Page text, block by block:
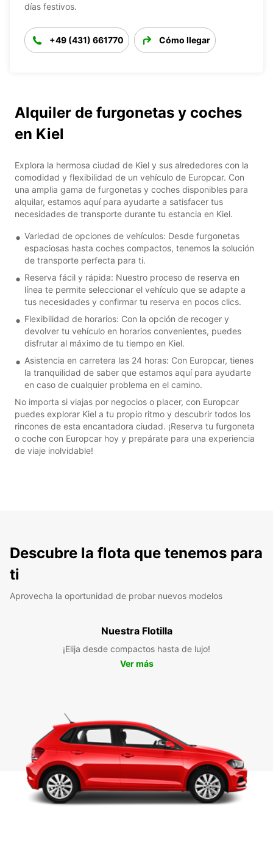
días festivos.
+49 (431) 661770 Cómo llegar
Alquiler de furgonetas y coches
en Kiel
Explora la hermosa ciudad de Kiel y sus alrededores con la
comodidad y flexibilidad de un vehículo de Europcar. Con
una amplia gama de furgonetas y coches disponibles para
alquilar, estamos aquí para ayudarte a satisfacer tus
necesidades de transporte durante tu estancia en Kiel.
Variedad de opciones de vehículos: Desde furgonetas
espaciosas hasta coches compactos, tenemos la solución
de transporte perfecta para ti.
Reserva fácil y rápida: Nuestro proceso de reserva en
línea te permite seleccionar el vehículo que se adapte a
tus necesidades y confirmar tu reserva en pocos clics.
Flexibilidad de horarios: Con la opción de recoger y
devolver tu vehículo en horarios convenientes, puedes
disfrutar al máximo de tu tiempo en Kiel.
Asistencia en carretera las 24 horas: Con Europcar, tienes
la tranquilidad de saber que estamos aquí para ayudarte
en caso de cualquier problema en el camino.
No importa si viajas por negocios o placer, con Europcar
puedes explorar Kiel a tu propio ritmo y descubrir todos los
rincones de esta encantadora ciudad. ¡Reserva tu furgoneta
o coche con Europcar hoy y prepárate para una experiencia
de viaje inolvidable!
Descubre la flota que tenemos para
ti
Aprovecha la oportunidad de probar nuevos modelos
Nuestra Flotilla
¡Elija desde compactos hasta de lujo!
Ver más